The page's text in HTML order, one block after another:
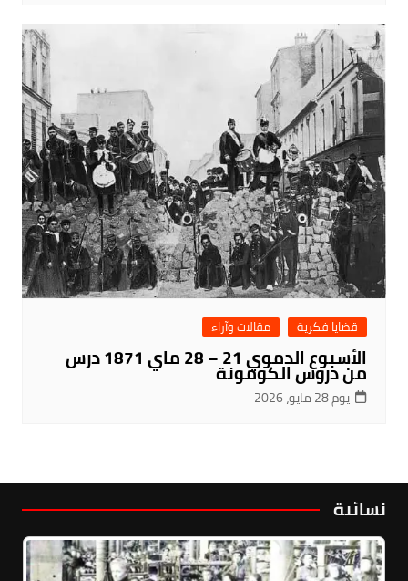
قضايا فكرية مقالات وآراء
الأسبوع الدموي 21 – 28 ماي 1871 درس من دروس الكومونة
يوم 28 مايو، 2026
نسائية